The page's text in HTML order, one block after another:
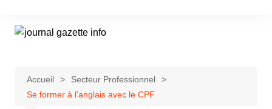
contenu
Accueil
Secteur Professionnel
Se former à l’anglais avec le CPF